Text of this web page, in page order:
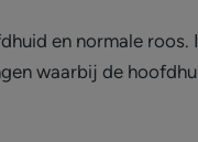
en normale roos.
waarbij de